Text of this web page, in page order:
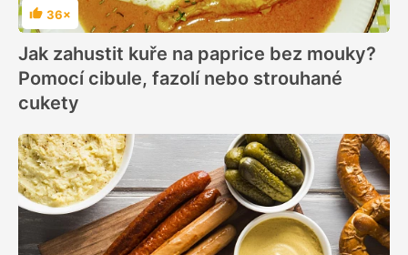
Hodnocení
36×
Jak zahustit kuře na paprice bez mouky?
Pomocí cibule, fazolí nebo strouhané
cukety